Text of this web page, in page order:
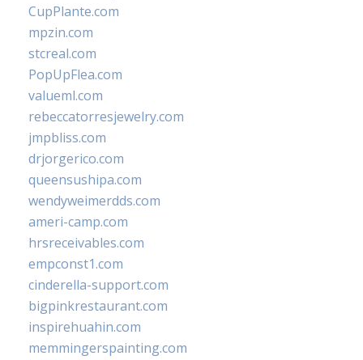
CupPlante.com
mpzin.com
stcreal.com
PopUpFlea.com
valueml.com
rebeccatorresjewelry.com
jmpbliss.com
drjorgerico.com
queensushipa.com
wendyweimerdds.com
ameri-camp.com
hrsreceivables.com
empconst1.com
cinderella-support.com
bigpinkrestaurant.com
inspirehuahin.com
memmingerspainting.com